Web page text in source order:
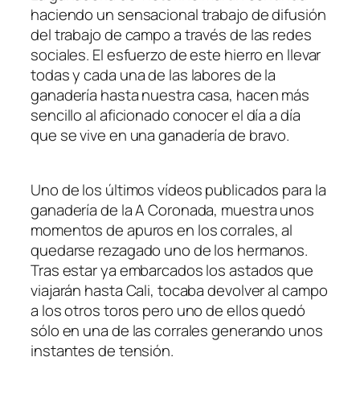
haciendo un sensacional trabajo de difusión
del trabajo de campo a través de las redes
sociales. El esfuerzo de este hierro en llevar
todas y cada una de las labores de la
ganadería hasta nuestra casa, hacen más
sencillo al aficionado conocer el día a día
que se vive en una ganadería de bravo.
Uno de los últimos vídeos publicados para la
ganadería de la A Coronada, muestra unos
momentos de apuros en los corrales, al
quedarse rezagado uno de los hermanos.
Tras estar ya embarcados los astados que
viajarán hasta Cali, tocaba devolver al campo
a los otros toros pero uno de ellos quedó
sólo en una de las corrales generando unos
instantes de tensión.